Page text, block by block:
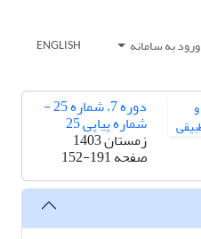
ورود به سامانه ENGLISH
دوره 7، شماره 25 -
شماره پیاپی 25
زمستان 1403
صفحه152-191